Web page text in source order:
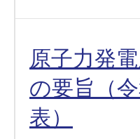
原子力発
の要旨（
表）